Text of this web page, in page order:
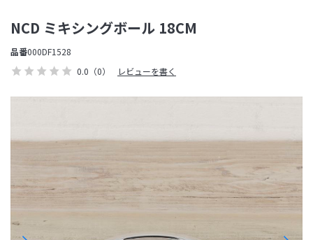
0.0 （0） レビューを書く
NCD ミキシングボール 18CM
品番000DF1528